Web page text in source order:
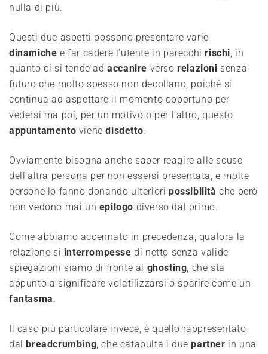
nulla di più.
Questi due aspetti possono presentare varie
dinamiche e far cadere l’utente in parecchirischi, in
quanto ci si tende adaccanire versorelazioni senza
futuro che molto spesso non decollano, poiché si
continua ad aspettare il momento opportuno per
vedersi ma poi, per un motivo o per l’altro, questo
appuntamento vienedisdetto.
Ovviamente bisogna anche saper reagire alle scuse
dell’altra persona per non essersi presentata, e molte
persone lo fanno donando ulterioripossibilità che però
non vedono mai un epilogo diverso dal primo.
Come abbiamo accennato in precedenza, qualora la
relazione si interrompesse di netto senza valide
spiegazioni siamo di fronte al ghosting, che sta
appunto a significare volatilizzarsi o sparire come un
fantasma.
Il caso più particolare invece, è quello rappresentato
dal
breadcrumbing, che catapulta i duepartner in una